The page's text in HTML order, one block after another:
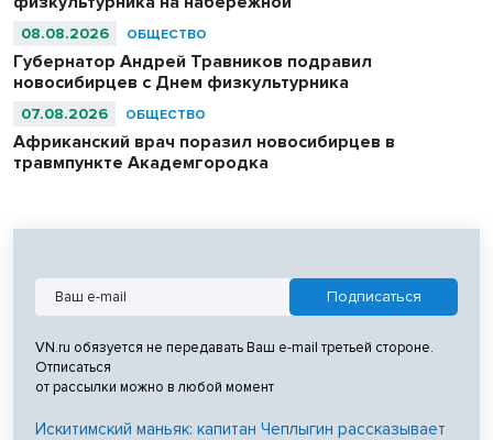
08.08.2026 ОБЩЕСТВО
Губернатор Андрей Травников подравил
новосибирцев с Днем физкультурника
07.08.2026 ОБЩЕСТВО
Африканский врач поразил новосибирцев в
травмпункте Академгородка
VN.ru обязуется не передавать Ваш e-mail третьей стороне.
Отписаться
от рассылки можно в любой момент
Искитимский маньяк: капитан Чеплыгин рассказывает